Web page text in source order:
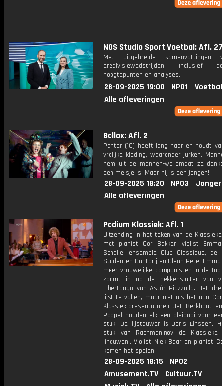
NOS Studio Sport Voetbal: Afl. 27
Met uitgebreide samenvattingen
eredivisiewedstrijden. Inclusief
hoogtepunten en analyses.
28-09-2025 19:00 NPO1
Alle afleveringen
Bollox: Afl. 2
Panter (10) heeft lang haar en houdt
vrolijke kleding, waaronder jurken.
hem uit de mannen-wc omdat ze
een meisje is. Maar hij is een jongen!
28-09-2025 18:20 NPO3
Alle afleveringen
Podium Klassiek: Afl. 1
Uitzending in het teken van de
met pianist Cor Bakker, violist
Schalie, ensemble Club Classique, de
Studenten Cantorij en Clean Pete.
meer vrouwelijke componisten in de
zoomt in op de hekkensluiter van
Libertango van Astór Piazzolla. Het
lijst te vallen, maar niet als het aan
Klassiek-presentatoren Jet Berkhout
Poppel houden elk een pleidooi voor
stuk. De lijstduwer is Joris Linssen.
stuk van Rachmaninov de
'induwen'. Violist Niek Baar en pianist
komen het spelen.
28-09-2025 18:15
NPO2
Amusement.TV
Cultuur.TV